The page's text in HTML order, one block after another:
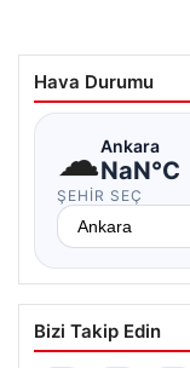
Hava Durumu
☁Ankara
NaN°C
ŞEHIR SEÇ
Bizi Takip Edin